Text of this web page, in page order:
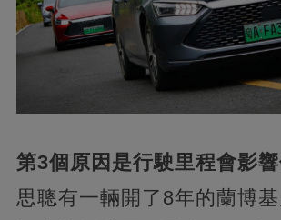
第3個原因是行駛里程會影響
思聰有一輛開了8年的蘭博